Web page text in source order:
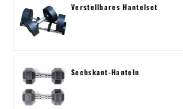
Verstellbares Hantelset
Sechskant-Hanteln